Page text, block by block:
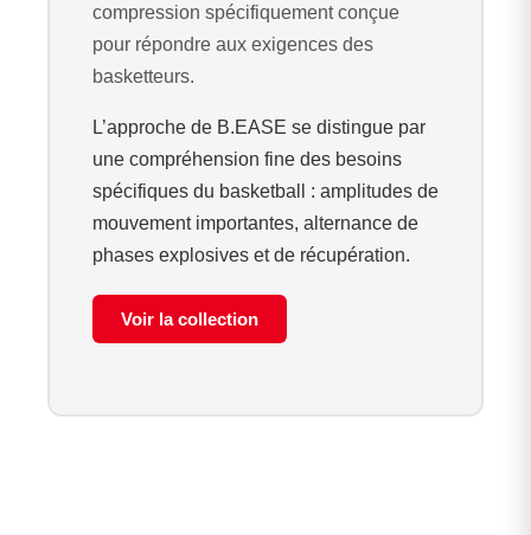
compression spécifiquement conçue
pour répondre aux exigences des
basketteurs.
L’approche de B.EASE se distingue par
une compréhension fine des besoins
spécifiques du basketball : amplitudes de
mouvement importantes, alternance de
phases explosives et de récupération.
Voir la collection